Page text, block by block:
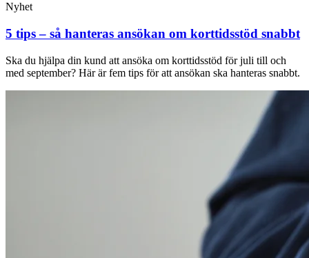
Nyhet
5 tips – så hanteras ansökan om korttidsstöd snabbt
Ska du hjälpa din kund att ansöka om korttidsstöd för juli till och
med september? Här är fem tips för att ansökan ska hanteras snabbt.